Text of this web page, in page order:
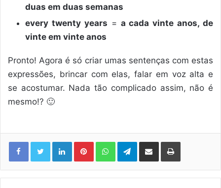
duas em duas semanas
every twenty years = a cada vinte anos, de
vinte em vinte anos
Pronto! Agora é só criar umas sentenças com estas
expressões, brincar com elas, falar em voz alta e
se acostumar. Nada tão complicado assim, não é
mesmo!? 🙂
LinkedinPinterestWhatsAppTelegram
Compartilhar via e-mail Imprimir